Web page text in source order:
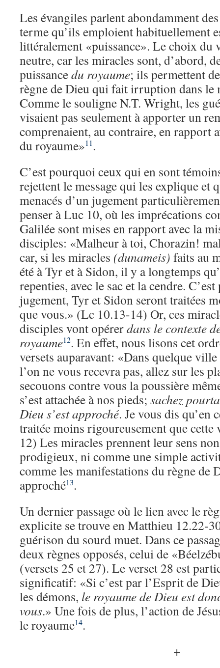
Les évangiles parlent abondamment
terme qu’ils emploient habituellement
littéralement «puissance». Le choix du
neutre, car les miracles sont, d’abord,
puissancedu royaume; ils permettent
règne de Dieu qui fait irruption dans le
Comme le souligne N.T. Wright, les
visaient pas seulement à apporter un
comprenaient, au contraire, en rapport
du royaume»11 .
C’est pourquoi ceux qui en sont
rejettent le message qui les explique et
menacés d’un jugement
penser à Luc 10, où les imprécations
Galilée sont mises en rapport avec la
disciples: «Malheur à toi, Chorazin!
car, si les miracles (dunameis) faits au
été à Tyr et à Sidon, il y a longtemps
repenties, avec le sac et la cendre.
jugement, Tyr et Sidon seront traitées
que vous.» (Lc 10.13-14) Or, ces
disciples vont opérerdans le contexte
royaume12. En effet, nous lisons cet
versets auparavant: «Dans quelque
l’on ne vous recevra pas, allez sur les
secouons contre vous la poussière
s’est attachée à nos pieds; sachez
Dieu s’est approché. Je vous dis qu’en
traitée moins rigoureusement que
12) Les miracles prennent leur sens
prodigieux, ni comme une simple
comme les manifestations du règne de
approché13.
Un dernier passage où le lien avec le
explicite se trouve en Matthieu 12.22-
guérison du sourd muet. Dans ce
deux règnes opposés, celui de
(versets 25 et 27). Le verset 28 est
significatif: «Si c’est par l’Esprit de
les démons, le royaume de Dieu est
vous.» Une fois de plus, l’action de
le royaume14.
+